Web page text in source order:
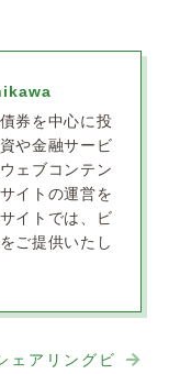
券を中心に投
や金融サービ
ェブコンテン
イトの運営を
イトでは、ビ
ご提供いたし
ェアリングビ